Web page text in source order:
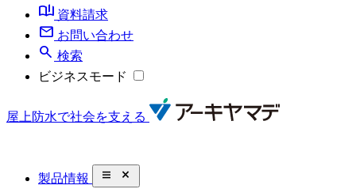
book_ribbon 資料請求
mail お問い合わせ
search 検索
ビジネスモード
屋上防水で社会を支える
製品情報 close_small